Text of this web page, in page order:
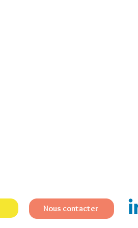
Nous contacter